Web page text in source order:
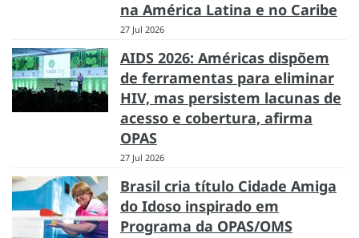
na América Latina e no Caribe
27 Jul 2026
AIDS 2026: Américas dispõem
de ferramentas para eliminar
HIV, mas persistem lacunas de
acesso e cobertura, afirma
OPAS
27 Jul 2026
Brasil cria título Cidade Amiga
do Idoso inspirado em
Programa da OPAS/OMS